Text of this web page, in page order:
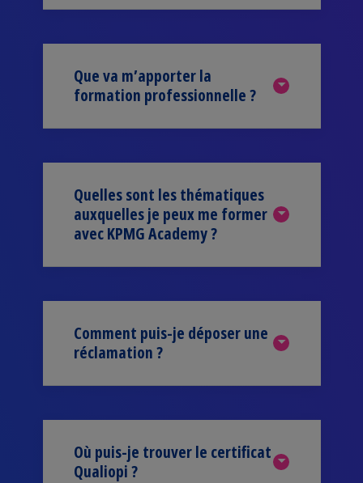
Que va m’apporter la
formation professionnelle ?
Quelles sont les thématiques
auxquelles je peux me former
avec KPMG Academy ?
Comment puis-je déposer une
réclamation ?
Où puis-je trouver le certificat
Qualiopi ?